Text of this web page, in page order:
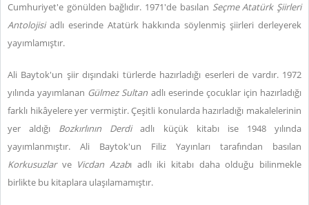
Cumhuriyet'e gönülden bağlıdır. 1971'de basılan Seçme Atatürk Şiirleri
Antolojisi adlı eserinde Atatürk hakkında söylenmiş şiirleri derleyerek
yayımlamıştır.
Ali Baytok'un şiir dışındaki türlerde hazırladığı eserleri de vardır. 1972
yılında yayımlanan Gülmez Sultan adlı eserinde çocuklar için hazırladığı
farklı hikâyelere yer vermiştir. Çeşitli konularda hazırladığı makalelerinin
yer aldığı Bozkırlının Derdiadlı küçük kitabı ise 1948 yılında
yayımlanmıştır. Ali Baytok'un Filiz Yayınları tarafından basılan
Korkusuzlarve Vicdan Azabı adlı iki kitabı daha olduğu bilinmekle
birlikte bu kitaplara ulaşılamamıştır.